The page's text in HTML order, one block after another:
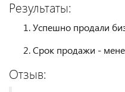
Результаты:
Успешно продали
Срок продажи -
Отзыв: